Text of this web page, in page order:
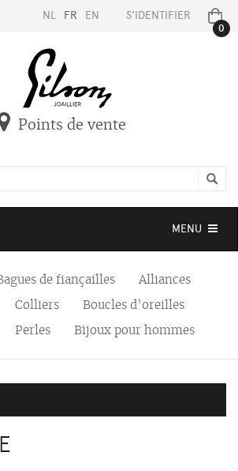
NL FR EN S’IDENTIFIER
0
Points de vente
Toggle
MENU
de fiançailles
Alliances
Colliers
Boucles d’oreilles
Perles Bijoux pour hommes